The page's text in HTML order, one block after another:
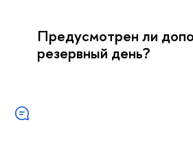
Предусмотрен ли
резервный день?